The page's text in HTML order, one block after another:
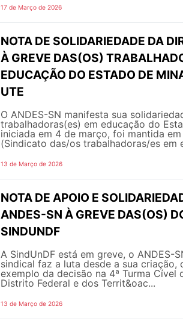
17 de Março de 2026
NOTA DE SOLIDARIEDADE DA
À GREVE DAS(OS)
EDUCAÇÃO DO ESTADO DE
UTE
O ANDES-SN manifesta sua
trabalhadoras(es) em educação do
iniciada em 4 de março, foi mantida
(Sindicato das/os trabalhadoras/es em
13 de Março de 2026
NOTA DE APOIO E
ANDES-SN À GREVE DAS(OS)
SINDUNDF
A SindUnDF está em greve, o ANDES-
sindical faz a luta desde a sua
exemplo da decisão na 4ª Turma Cível
Distrito Federal e dos Territ&oac...
13 de Março de 2026